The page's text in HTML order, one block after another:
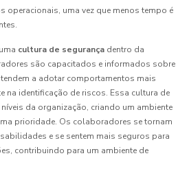
operacionais, uma vez que menos tempo é
cultura de segurança dentro da
são capacitados e informados sobre
a adotar comportamentos mais
na identificação de riscos. Essa cultura de
da organização, criando um ambiente
prioridade. Os colaboradores se tornam
e se sentem mais seguros para
contribuindo para um ambiente de